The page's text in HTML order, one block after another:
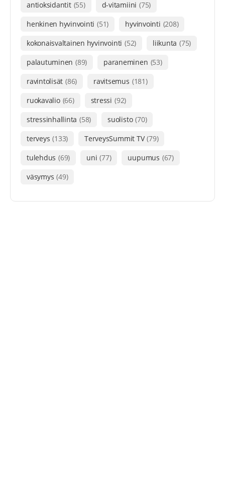
antioksidantit (55) d-vitamiini (75)
henkinen hyvinvointi (51) hyvinvointi (208)
kokonaisvaltainen hyvinvointi (52) liikunta (75)
palautuminen (89) paraneminen (53)
ravintolisät (86) ravitsemus (181)
ruokavalio (66) stressi (92)
stressinhallinta (58) suolisto (70)
terveys (133) TerveysSummit TV (79)
tulehdus (69) uni (77) uupumus (67)
väsymys (49)